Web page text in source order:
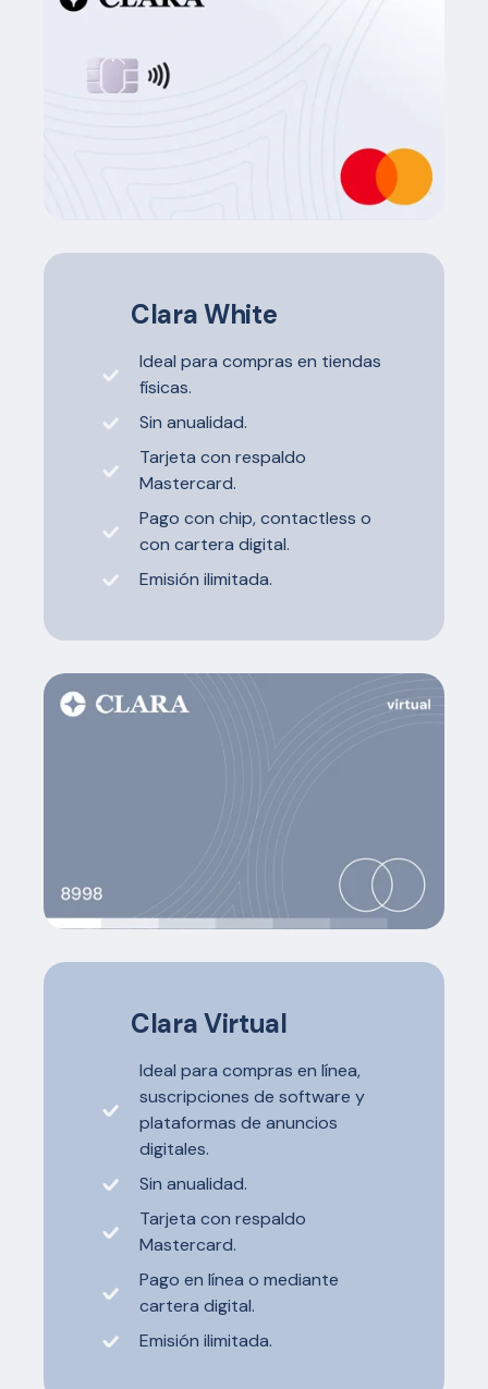
Clara White
Ideal para compras en tiendas
físicas.
Sin anualidad.
Tarjeta con respaldo
Mastercard.
Pago con chip, contactless o
con cartera digital.
Emisión ilimitada.
Clara Virtual
Ideal para compras en línea,
suscripciones de software y
plataformas de anuncios
digitales.
Sin anualidad.
Tarjeta con respaldo
Mastercard.
Pago en línea o mediante
cartera digital.
Emisión ilimitada.